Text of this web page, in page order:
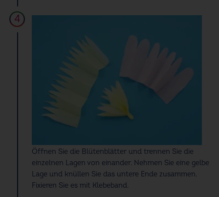
Öffnen Sie die Blütenblätter und trennen Sie die
einzelnen Lagen von einander. Nehmen Sie eine gelbe
Lage und knüllen Sie das untere Ende zusammen.
Fixieren Sie es mit Klebeband.